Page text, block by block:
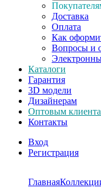
Доставка
Оплата
Как
Вопросы и
Каталоги
Гарантия
3D модели
Дизайнерам
Оптовым
Контакты
Вход
Регистрация
Главная